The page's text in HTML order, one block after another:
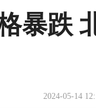
暴跌
2024-05-14